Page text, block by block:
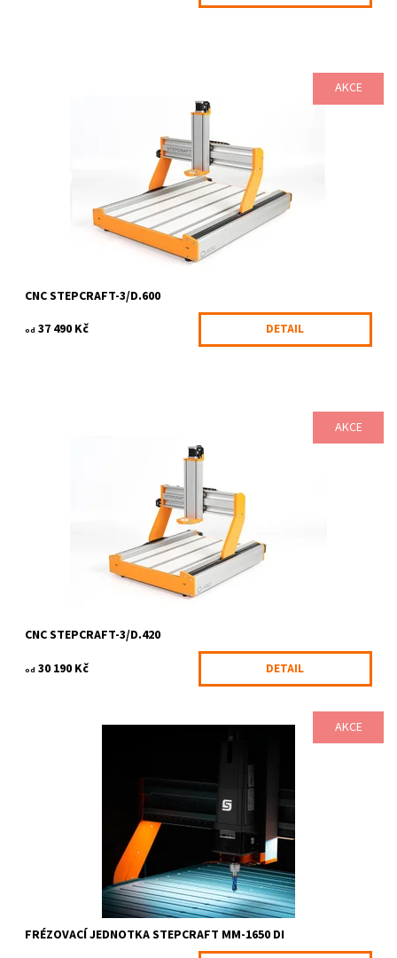
AKCE
Všestranný stolní CNC systém STEPCRAFT-3 D-Serie vyvinutý
zejména pro použití v privátním, školním a hobby sektoru. Ve
3-6 pracovních dnů
STEPCRAFT
CNC STEPCRAFT-3/D.600
od 37 490 Kč DETAIL
AKCE
Všestranný stolní CNC systém STEPCRAFT-3 D-Serie vyvinutý
zejména pro použití v privátním, školním a hobby sektoru. Ve
6-10 pracovních dnů
STEPCRAFT
CNC STEPCRAFT-3/D.420
od 30 190 Kč DETAIL
AKCE
Exkluzivní frézovací elektrovřeteno STEPCRAFT MM-1650 je v
současné době nejsilnější standardně nabízenou frézovací
6-10 pracovních dnů
1839/Q-S
STEPCRAFT
FRÉZOVACÍ JEDNOTKA STEPCRAFT MM-1650 DI